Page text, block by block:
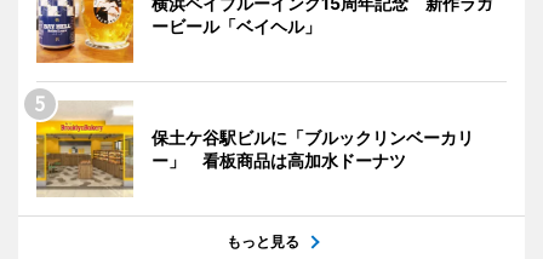
ービール「ベイヘル」
保土ケ谷駅ビルに「ブルックリンベーカリ
ー」 看板商品は高加水ドーナツ
もっと見る